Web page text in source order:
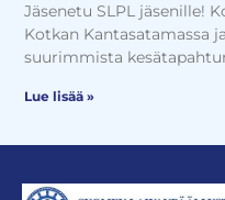
Jäsenetu SLPL jäsenille!
Kotkan Kantasatamassa
suurimmista
Lue lisää »